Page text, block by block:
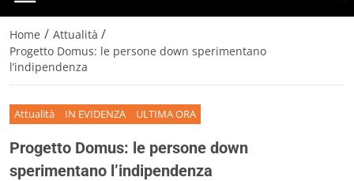
Home / Attualità /
Progetto Domus: le persone down sperimentano
l’indipendenza
Attualità IN EVIDENZA ULTIMA ORA
Progetto Domus: le persone down
sperimentano l’indipendenza